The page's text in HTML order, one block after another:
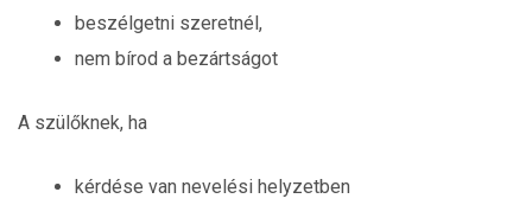
beszélgetni szeretnél,
nem bírod a bezártságot
A szülőknek, ha
kérdése van nevelési helyzetben